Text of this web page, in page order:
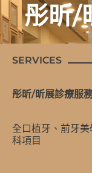
彤昕/
SERVICES
彤昕/昕展診療服
全口植牙、前牙
科項目